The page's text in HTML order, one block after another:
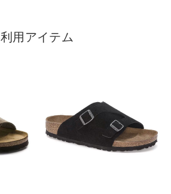
利用アイテム